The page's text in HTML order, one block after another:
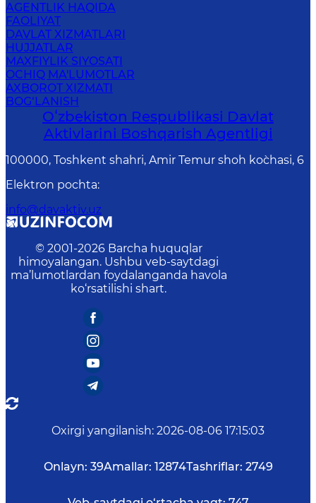
AGENTLIK HAQIDA
FAOLIYAT
DAVLAT XIZMATLARI
HUJJATLAR
MAXFIYLIK SIYOSATI
OCHIQ MA'LUMOTLAR
AXBOROT XIZMATI
BOG‘LANISH
Oʻzbekiston Respublikasi Davlat
Aktivlarini Boshqarish Agentligi
100000, Toshkent shahri, Amir Temur shoh ko`chasi, 6
Elektron pochta:
info@davaktiv.uz
© 2001-2026 Barcha huquqlar
himoyalangan. Ushbu veb-saytdagi
ma’lumotlardan foydalanganda havola
ko‘rsatilishi shart.
Oxirgi yangilanish: 2026-08-06 17:15:03
Onlayn: 39Amallar: 12874Tashriflar: 2749